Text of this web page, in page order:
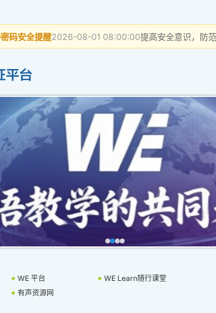
密码安全提醒2026-08-01 08:00:00提高安全意识，防
WE 平台 WE Learn随行课堂
有声资源网